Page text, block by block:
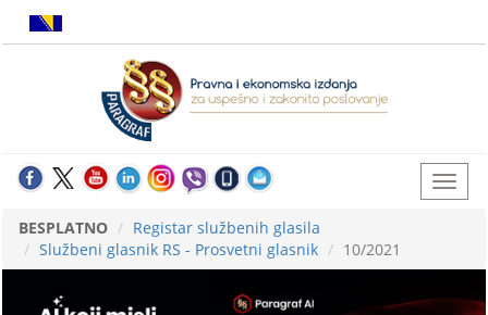
BESPLATNO
Registar službenih glasila
Službeni glasnik RS - Prosvetni glasnik
10/2021